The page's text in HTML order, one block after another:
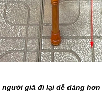
già đi lại dễ dàng